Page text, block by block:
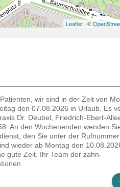
Leaflet | ©
wir sind in der Zeit von
den 07.08.2026 in Urlaub. Es
Dr. Deubel, Friedrich-Ebert-
An den Wochenenden wenden
den Sie unter der Rufnummer
wieder ab Montag den
gute Zeit. Ihr Team der zahn-